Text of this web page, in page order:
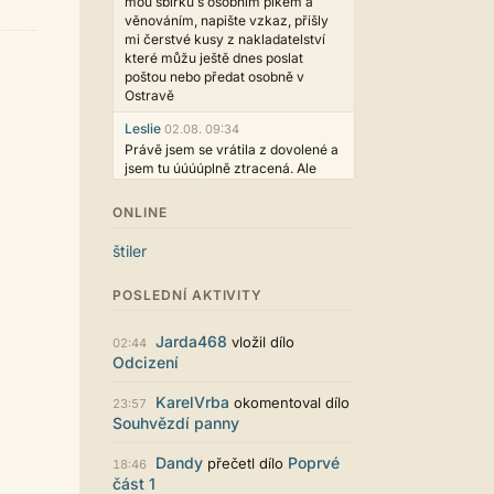
věnováním, napište vzkaz, přišly
mi čerstvé kusy z nakladatelství
které můžu ještě dnes poslat
poštou nebo předat osobně v
Ostravě
Leslie 02.08. 09:34
Právě jsem se vrátila z dovolené a
jsem tu úúúúplně ztracená. Ale
casa.de.locos
wow, toto je hodně nezvyk, ale
není to vůbec ošklivé
Jarda468 31.07. 12:50
reklama co zasahovala do chatu je
myslím také už v pořádku,
perfektní práce :)
Singularis 30.07. 06:19
Líbí se mi tmavá varianta nového
jsou sice mezi prvky příliš velké
mezery, ale když mě to bude štvát,
ONLINE
štiler
POSLEDNÍ AKTIVITY
02:44 Jarda468 vložil dílo
Odcizení
23:57 KarelVrba okomentoval dílo
Souhvězdí panny
18:46 Dandy přečetl dílo Poprvé
část 1